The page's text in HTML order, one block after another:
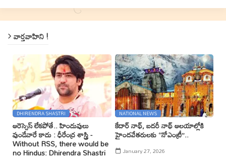
వార్తవాహిని !
DHIRENDRA SHASTRI
ఆరెస్సెస్ లేకపోతే.. హిందువులు
వుండేవారే కాదు : ధీరేంద్ర శాస్త్రి -
Without RSS, there would be
no Hindus: Dhirendra Shastri
NATIONAL NEWS
కేదార్ నాథ్, బదరీ నాథ్ ఆలయాల్లోకి
హైందవేతరులకు ‘‘నోఎంట్రీ’’..
January 27, 2026